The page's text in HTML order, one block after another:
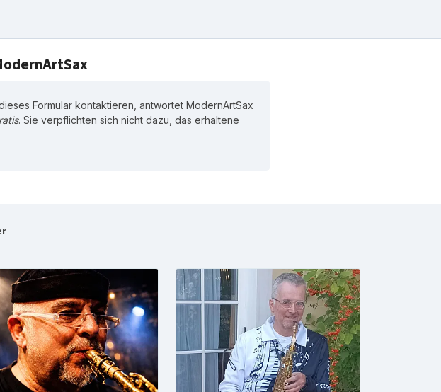
Formular kontaktieren, antwortet ModernArtSax
. Sie verpflichten sich nicht dazu, das erhaltene